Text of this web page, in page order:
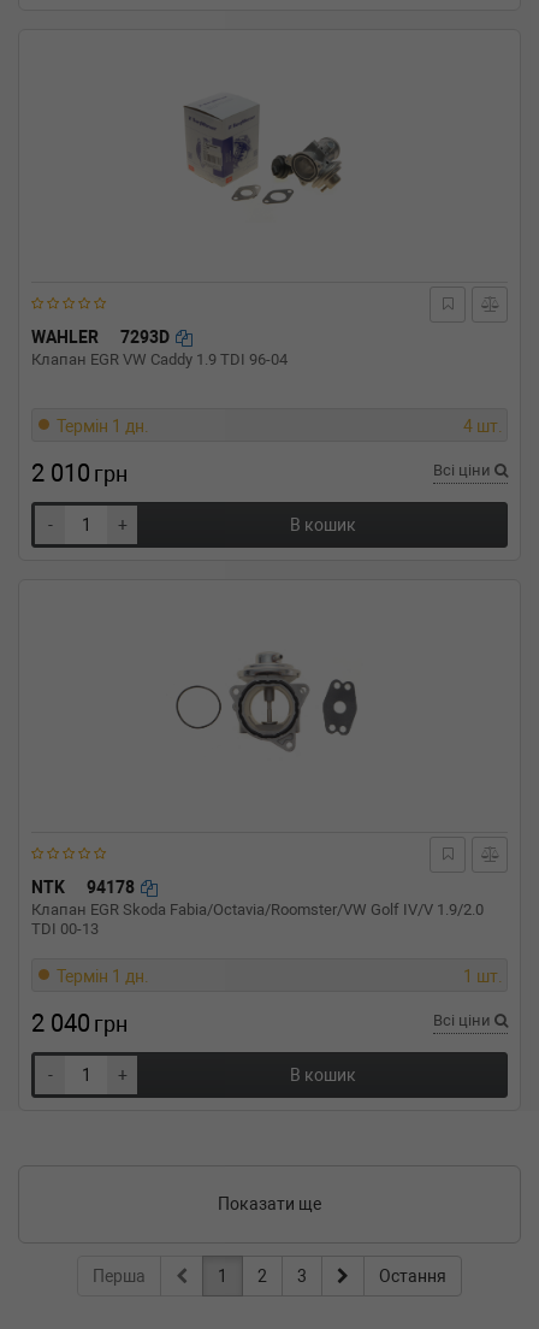
WAHLER 7293D
Клапан EGR VW Caddy 1.9 TDI 96-04
Термін 1 дн. 4 шт.
2 010 грн Всі ціни
- + В кошик
NTK 94178
Клапан EGR Skoda Fabia/Octavia/Roomster/VW Golf IV/V 1.9/2.0
TDI 00-13
Термін 1 дн. 1 шт.
2 040 грн Всі ціни
- + В кошик
Показати ще
Перша 1 2 3 Остання